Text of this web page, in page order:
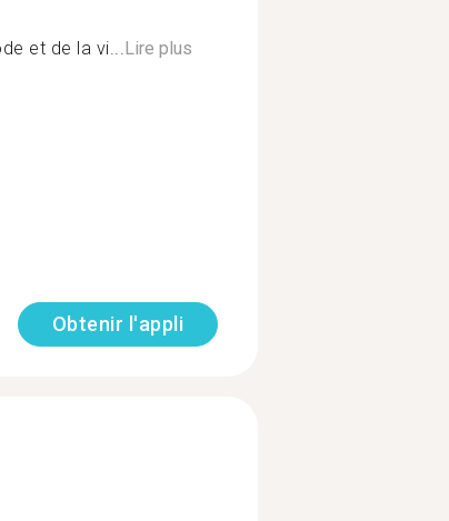
et de la vi...Lire plus
Obtenir l'appli